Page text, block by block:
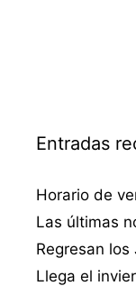
Entradas
Horario de
Las últimas
Regresan los
Llega el